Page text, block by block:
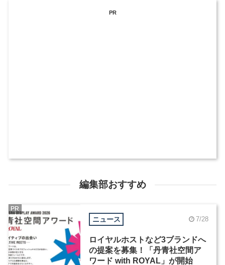
PR
編集部おすすめ
ニュース 7/28
ロイヤルホストなど3ブランドへ
の提案を募集！「丹青社空間ア
ワード with ROYAL」が開始
PR